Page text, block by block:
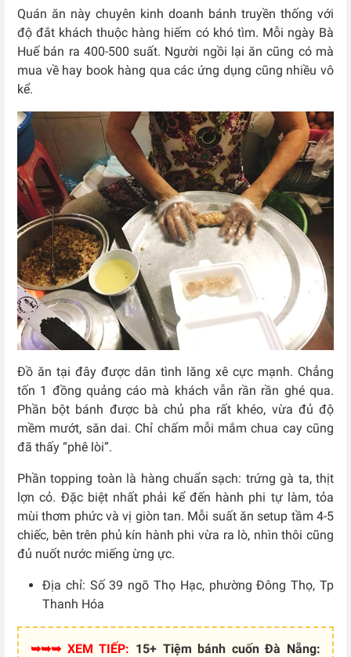
Quán ăn này chuyên kinh doanh bánh truyền thống với
độ đắt khách thuộc hàng hiếm có khó tìm. Mỗi ngày Bà
Huế bán ra 400-500 suất. Người ngồi lại ăn cũng có mà
mua về hay book hàng qua các ứng dụng cũng nhiều vô
kể.
Đồ ăn tại đây được dân tình lăng xê cực mạnh. Chẳng
tốn 1 đồng quảng cáo mà khách vẫn rần rần ghé qua.
Phần bột bánh được bà chủ pha rất khéo, vừa đủ độ
mềm mướt, săn dai. Chỉ chấm mỗi mắm chua cay cũng
đã thấy “phê lòi”.
Phần topping toàn là hàng chuẩn sạch: trứng gà ta, thịt
lợn cỏ. Đặc biệt nhất phải kể đến hành phi tự làm, tỏa
mùi thơm phức và vị giòn tan. Mỗi suất ăn setup tầm 4-5
chiếc, bên trên phủ kín hành phi vừa ra lò, nhìn thôi cũng
đủ nuốt nước miếng ừng ực.
Địa chỉ: Số 39 ngõ Thọ Hạc, phường Đông Thọ, Tp
Thanh Hóa
➥➥➥ XEM TIẾP: 15+ Tiệm bánh cuốn Đà Nẵng: